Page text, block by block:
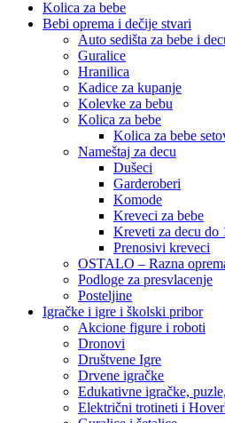
Kolica za bebe
Bebi oprema i dečije stvari
Auto sedišta za bebe i
Guralice
Hranilica
Kadice za kupanje
Kolevke za bebu
Kolica za bebe
Kolica za bebe
Nameštaj za decu
Dušeci
Garderoberi
Komode
Kreveci za bebe
Kreveti za decu do
Prenosivi kreveci
OSTALO – Razna
Podloge za presvlacenje
Posteljine
Igračke i igre i školski pribor
Akcione figure i roboti
Dronovi
Društvene Igre
Drvene igračke
Edukativne igračke,
Električni trotineti i